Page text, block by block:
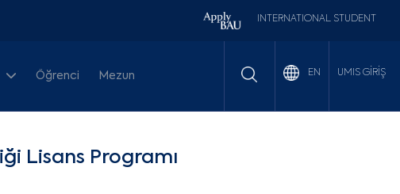
INTERNATIONAL STUDENT
Öğrenci Mezun EN UMIS GİRİŞ
Lisans Programı